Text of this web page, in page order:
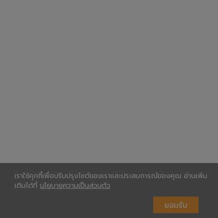
เราใช้คุกกี้เพื่อปรับปรุงไซต์ของเราและประสบการณ์ของคุณ อ่านเพิ่ม
เติมได้ที่ นโยบายความเป็นส่วนตัว
ยอมรับ